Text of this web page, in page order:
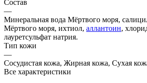
Состав
—
Минеральная вода Мёртвого моря,
Мёртвого моря, ихтиол, аллантоин,
лауретсульфат натрия.
Тип кожи
—
Сосудистая кожа, Жирная кожа, Сухая
Все характеристики